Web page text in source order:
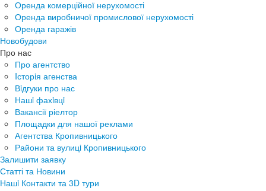
Оренда комерційної нерухомості
Оренда виробничої промислової нерухомості
Оренда гаражів
Новобудови
Про нас
Про агентство
Iсторiя агенства
Вiдгуки про нас
Нашi фахiвцi
Вакансії ріелтор
Площадки для нашої реклами
Агентства Кропивницького
Райони та вулицi Кропивницького
Залишити заявку
Статті та Новини
Нашi Контакти та 3D тури